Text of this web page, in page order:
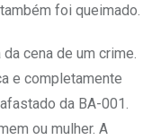
foi queimado.
cena de um crime.
e completamente
da BA-001.
ou mulher. A